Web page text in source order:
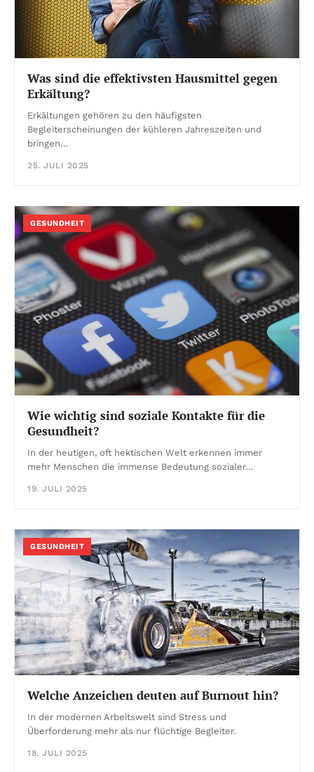
Was sind die effektivsten Hausmittel gegen
Erkältung?
Erkältungen gehören zu den häufigsten
Begleiterscheinungen der kühleren Jahreszeiten und
bringen…
25. JULI 2025
GESUNDHEIT
Wie wichtig sind soziale Kontakte für die
Gesundheit?
In der heutigen, oft hektischen Welt erkennen immer
mehr Menschen die immense Bedeutung sozialer…
19. JULI 2025
GESUNDHEIT
Welche Anzeichen deuten auf Burnout hin?
In der modernen Arbeitswelt sind Stress und
Überforderung mehr als nur flüchtige Begleiter.
18. JULI 2025